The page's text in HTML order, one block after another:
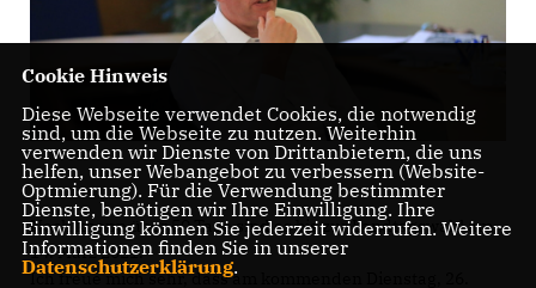
Noch knapp über 50 Tage sind es bis zur Landtagswahl am
14. März 2021.
Ich freue mich sehr, dass am kommenden Dienstag, 26.
Cookie Hinweis
Diese Webseite verwendet Cookies, die notwendig
sind, um die Webseite zu nutzen. Weiterhin
verwenden wir Dienste von Drittanbietern, die uns
helfen, unser Webangebot zu verbessern (Website-
Optmierung). Für die Verwendung bestimmter
Dienste, benötigen wir Ihre Einwilligung. Ihre
Einwilligung können Sie jederzeit widerrufen. Weitere
Informationen finden Sie in unserer
Datenschutzerklärung.